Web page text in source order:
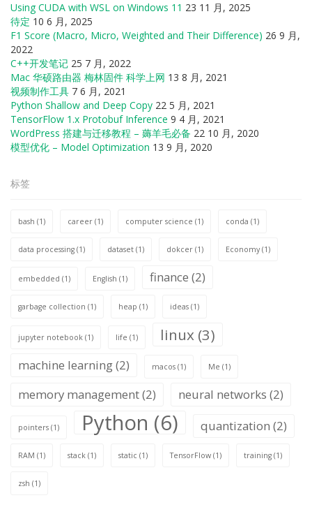
Using CUDA with WSL on Windows 11 23 11 月, 2025
待定 10 6 月, 2025
F1 Score (Macro, Micro, Weighted and Their Difference) 26 9 月,
2022
C++开发笔记 25 7 月, 2022
Mac 华硕路由器 梅林固件 科学上网 13 8 月, 2021
视频制作工具 7 6 月, 2021
Python Shallow and Deep Copy 22 5 月, 2021
TensorFlow 1.x Protobuf Inference 9 4 月, 2021
WordPress 搭建与迁移教程 – 薅羊毛必备 22 10 月, 2020
模型优化 – Model Optimization 13 9 月, 2020
标签
bash (1) career (1) computer science (1) conda (1)
data processing (1) dataset (1) dokcer (1) Economy(1)
embedded (1) English (1) finance (2)
garbage collection (1) heap (1) ideas (1)
jupyter notebook (1) life (1) linux (3)
machine learning(2) macos (1) Me (1)
memory management(2) neural networks (2)
pointers (1) Python (6) quantization (2)
RAM (1) stack (1) static (1) TensorFlow (1) training (1)
zsh (1)